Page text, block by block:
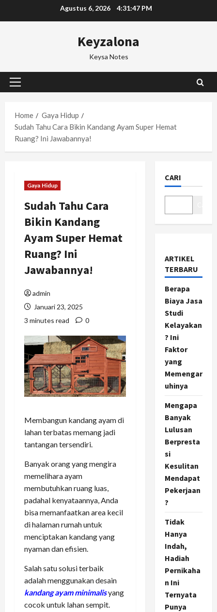
Agustus 6, 2026 4:31:48 PM
Keyzalona
Keysa Notes
Primary
Home
Gaya Hidup
Sudah Tahu Cara Bikin Kandang Ayam Super Hemat
Ruang? Ini Jawabannya!
Gaya Hidup
Sudah Tahu Cara
Bikin Kandang
Ayam Super Hemat
Ruang? Ini
Jawabannya!
admin
Januari 23, 2025
3 minutes read
0
Membangun kandang ayam di
lahan terbatas memang jadi
tantangan tersendiri.
Banyak orang yang mengira
memelihara ayam
membutuhkan ruang luas,
padahal kenyataannya, Anda
bisa memanfaatkan area kecil
di halaman rumah untuk
menciptakan kandang yang
nyaman dan efisien.
Salah satu solusi terbaik
adalah menggunakan desain
kandang ayam minimalisyang
cocok untuk lahan sempit.
CARI
ARTIKEL
TERBARU
Berapa
Biaya Jasa
Studi
Kelayakan
? Ini
Faktor
yang
Memengar
uhinya
Mengapa
Banyak
Lulusan
Berpresta
si
Kesulitan
Mendapat
Pekerjaan
?
Tidak
Hanya
Indah,
Hadiah
Pernikaha
n Ini
Ternyata
Punya